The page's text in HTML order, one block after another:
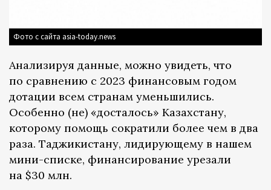
Фото с сайта asia-today.news
Анализируя данные, можно увидеть, что
по сравнению с 2023 финансовым годом
дотации всем странам уменьшились.
Особенно (не) «досталось» Казахстану,
которому помощь сократили более чем в два
раза. Таджикистану, лидирующему в нашем
мини-списке, финансирование урезали
на $30 млн.